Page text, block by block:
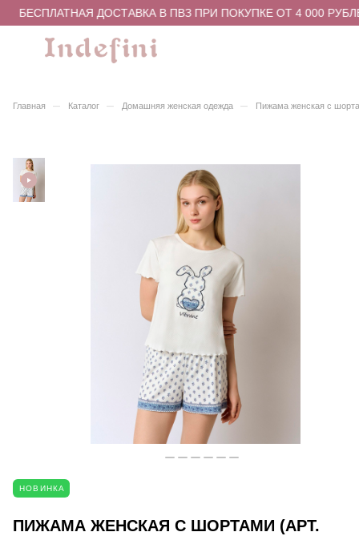
БЕСПЛАТНАЯ ДОСТАВКА В ПВЗ ПРИ ПОКУПКЕ ОТ 4 000
Главная – Каталог – Домашняя женская одежда – Пижама женская с
НОВИНКА
ПИЖАМА ЖЕНСКАЯ С ШОРТАМИ (АРТ.